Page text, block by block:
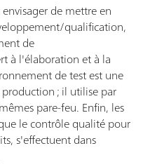
de mettre en
qualification,
de
à l'élaboration et à la
de test est une
; il utilise par
pare-feu. Enfin, les
le contrôle qualité pour
s'effectuent dans